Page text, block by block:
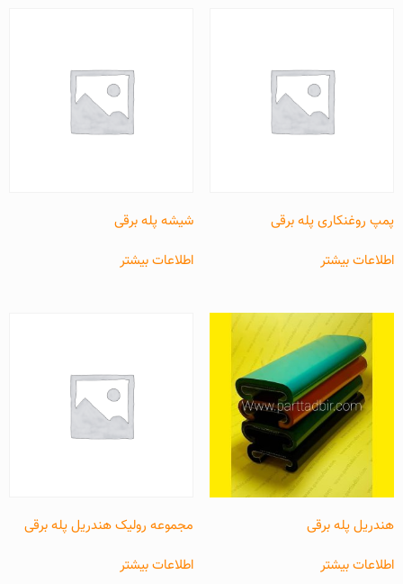
پمپ روغنکاری پله برقی
اطلاعات بیشتر
شیشه پله برقی
اطلاعات بیشتر
هندریل پله برقی
اطلاعات بیشتر
مجموعه رولیک هندریل پله برقی
اطلاعات بیشتر